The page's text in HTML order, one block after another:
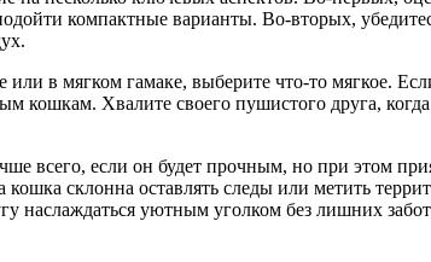
компактные варианты. Во-вторых,
в мягком гамаке, выберите что-то мягкое.
кошкам. Хвалите своего пушистого друга,
всего, если он будет прочным, но при этом
склонна оставлять следы или метить
наслаждаться уютным уголком без лишних